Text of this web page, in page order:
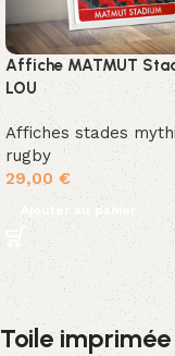
Affiche MATMUT
LOU
Affiches stades
rugby
29,00 €
Ajouter au panier
Toile